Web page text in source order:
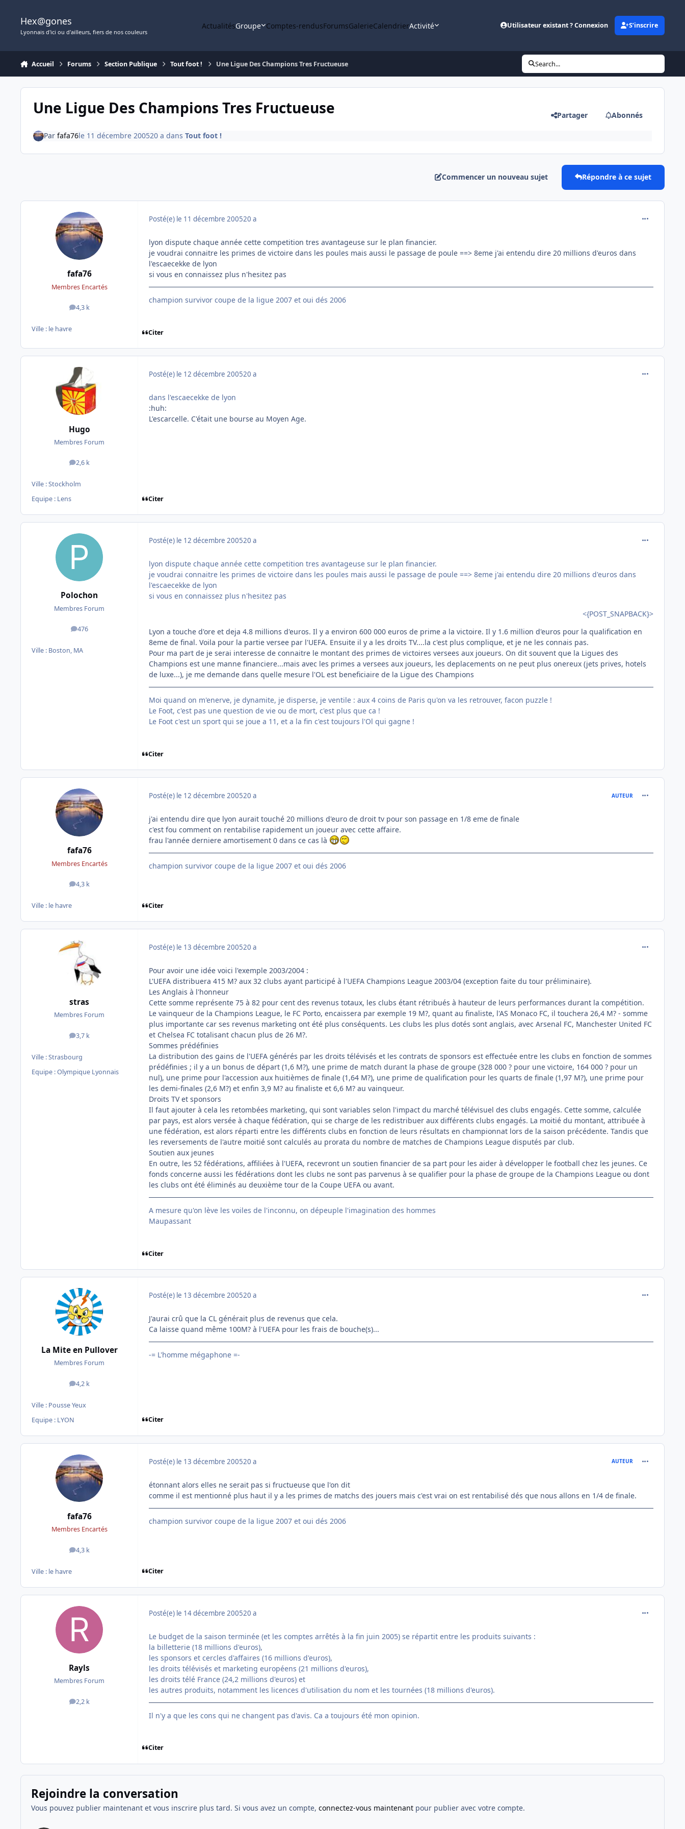
Hex@gones
Lyonnais d'ici ou d'ailleurs, fiers de nos couleurs
ActualitésGroupe Comptes-rendusForumsGalerieCalendrierActivité Utilisateur existant ? Connexion S’inscrire
Accueil Forums Section Publique Tout foot ! Une Ligue Des Champions Tres Fructueuse Search...
Une Ligue Des Champions Tres Fructueuse Partager Abonnés
Par fafa76le 11 décembre 200520 a dans Tout foot !
Commencer un nouveau sujet Répondre à ce sujet
fafa76
Membres Encartés
4,3 k
messages
Ville : le havre
Posté(e) le 11 décembre 200520 a
lyon dispute chaque année cette competition tres avantageuse sur le plan financier.
je voudrai connaitre les primes de victoire dans les poules mais aussi le passage de poule ==> 8eme j'ai entendu dire 20 millions d'euros dans
l'escaecekke de lyon
si vous en connaissez plus n'hesitez pas
champion survivor coupe de la ligue 2007 et oui dés 2006
Citer
Hugo
Membres Forum
2,6 k
messages
Ville :Stockholm
Equipe : Lens
Posté(e) le 12 décembre 200520 a
dans l'escaecekke de lyon
:huh:
L'escarcelle. C'était une bourse au Moyen Age.
Citer
Polochon
Membres Forum
476
messages
Ville : Boston, MA
Posté(e) le 12 décembre 200520 a
lyon dispute chaque année cette competition tres avantageuse sur le plan financier.
je voudrai connaitre les primes de victoire dans les poules mais aussi le passage de poule ==> 8eme j'ai entendu dire 20 millions d'euros dans
l'escaecekke de lyon
si vous en connaissez plus n'hesitez pas
<{POST_SNAPBACK}>
Lyon a touche d'ore et deja 4.8 millions d'euros. Il y a environ 600 000 euros de prime a la victoire. Il y 1.6 million d'euros pour la qualification en
8eme de final. Voila pour la partie versee par l'UEFA. Ensuite il y a les droits TV....la c'est plus complique, et je ne les connais pas.
Pour ma part de je serai interesse de connaitre le montant des primes de victoires versees aux joueurs. On dit souvent que la Ligues des
Champions est une manne financiere...mais avec les primes a versees aux joueurs, les deplacements on ne peut plus onereux (jets prives, hotels
de luxe...), je me demande dans quelle mesure l'OL est beneficiaire de la Ligue des Champions
Moi quand on m'enerve, je dynamite, je disperse, je ventile : aux 4 coins de Paris qu'on va les retrouver, facon puzzle !
Le Foot, c'est pas une question de vie ou de mort, c'est plus que ca !
Le Foot c'est un sport qui se joue a 11, et a la fin c'est toujours l'Ol qui gagne !
Citer
fafa76
Membres Encartés
4,3 k
messages
Ville : le havre
Posté(e) le 12 décembre 200520 a AUTEUR
j'ai entendu dire que lyon aurait touché 20 millions d'euro de droit tv pour son passage en 1/8 eme de finale
c'est fou comment on rentabilise rapidement un joueur avec cette affaire.
frau l'année derniere amortisement 0 dans ce cas là
champion survivor coupe de la ligue 2007 et oui dés 2006
Citer
stras
Membres Forum
3,7 k
messages
Ville :Strasbourg
Equipe : Olympique Lyonnais
Posté(e) le 13 décembre 200520 a
Pour avoir une idée voici l'exemple 2003/2004 :
L'UEFA distribuera 415 M? aux 32 clubs ayant participé à l'UEFA Champions League 2003/04 (exception faite du tour préliminaire).
Les Anglais à l'honneur
Cette somme représente 75 à 82 pour cent des revenus totaux, les clubs étant rétribués à hauteur de leurs performances durant la compétition.
Le vainqueur de la Champions League, le FC Porto, encaissera par exemple 19 M?, quant au finaliste, l'AS Monaco FC, il touchera 26,4 M? - somme
plus importante car ses revenus marketing ont été plus conséquents. Les clubs les plus dotés sont anglais, avec Arsenal FC, Manchester United FC
et Chelsea FC totalisant chacun plus de 26 M?.
Sommes prédéfinies
La distribution des gains de l'UEFA générés par les droits télévisés et les contrats de sponsors est effectuée entre les clubs en fonction de sommes
prédéfinies ; il y a un bonus de départ (1,6 M?), une prime de match durant la phase de groupe (328 000 ? pour une victoire, 164 000 ? pour un
nul), une prime pour l'accession aux huitièmes de finale (1,64 M?), une prime de qualification pour les quarts de finale (1,97 M?), une prime pour
les demi-finales (2,6 M?) et enfin 3,9 M? au finaliste et 6,6 M? au vainqueur.
Droits TV et sponsors
Il faut ajouter à cela les retombées marketing, qui sont variables selon l'impact du marché télévisuel des clubs engagés. Cette somme, calculée
par pays, est alors versée à chaque fédération, qui se charge de les redistribuer aux différents clubs engagés. La moitié du montant, attribuée à
une fédération, est alors réparti entre les différents clubs en fonction de leurs résultats en championnat lors de la saison précédente. Tandis que
les reversements de l'autre moitié sont calculés au prorata du nombre de matches de Champions League disputés par club.
Soutien aux jeunes
En outre, les 52 fédérations, affiliées à l'UEFA, recevront un soutien financier de sa part pour les aider à développer le football chez les jeunes. Ce
fonds concerne aussi les fédérations dont les clubs ne sont pas parvenus à se qualifier pour la phase de groupe de la Champions League ou dont
les clubs ont été éliminés au deuxième tour de la Coupe UEFA ou avant.
A mesure qu'on lève les voiles de l'inconnu, on dépeuple l'imagination des hommes
Maupassant
Citer
La Mite en Pullover
Membres Forum
4,2 k
messages
Ville : Pousse Yeux
Equipe : LYON
Posté(e) le 13 décembre 200520 a
J'aurai crû que la CL générait plus de revenus que cela.
Ca laisse quand même 100M? à l'UEFA pour les frais de bouche(s)...
-= L'homme mégaphone =-
Citer
fafa76
Membres Encartés
4,3 k
messages
Ville : le havre
Posté(e) le 13 décembre 200520 a AUTEUR
étonnant alors elles ne serait pas si fructueuse que l'on dit
comme il est mentionné plus haut il y a les primes de matchs des jouers mais c'est vrai on est rentabilisé dés que nous allons en 1/4 de finale.
champion survivor coupe de la ligue 2007 et oui dés 2006
Citer
Rayls
Membres Forum
2,2 k
messages
Posté(e) le 14 décembre 200520 a
Le budget de la saison terminée (et les comptes arrêtés à la fin juin 2005) se répartit entre les produits suivants :
la billetterie (18 millions d'euros),
les sponsors et cercles d'affaires (16 millions d'euros),
les droits télévisés et marketing européens (21 millions d'euros),
les droits télé France (24,2 millions d'euros) et
les autres produits, notamment les licences d'utilisation du nom et les tournées (18 millions d'euros).
Il n'y a que les cons qui ne changent pas d'avis. Ca a toujours été mon opinion.
Citer
Rejoindre la conversation
Vous pouvez publier maintenant et vous inscrire plus tard. Si vous avez un compte, connectez-vous maintenantpour publier avec votre compte.